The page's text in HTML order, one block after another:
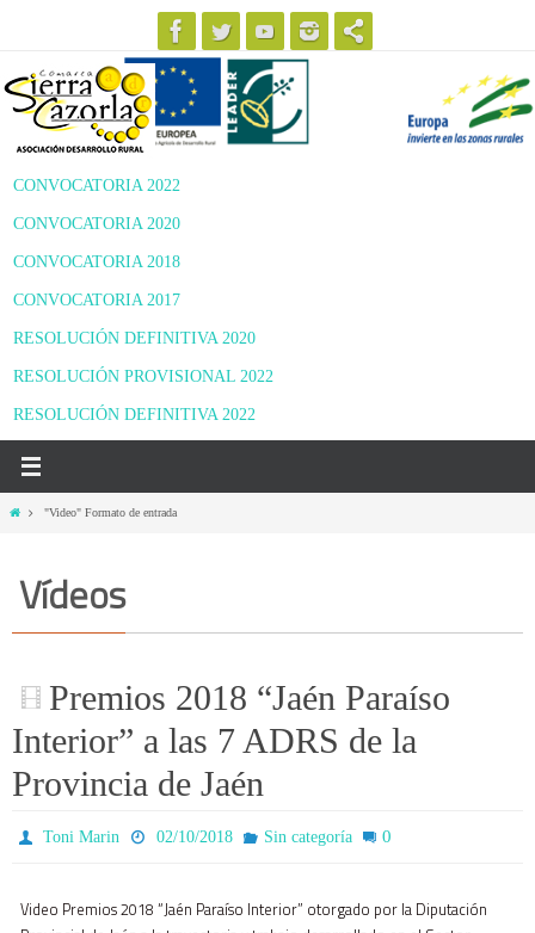
contenido
CONVOCATORIA 2022
CONVOCATORIA 2020
CONVOCATORIA 2018
CONVOCATORIA 2017
RESOLUCIÓN DEFINITIVA 2020
RESOLUCIÓN PROVISIONAL 2022
RESOLUCIÓN DEFINITIVA 2022
Inicio"Video" Formato de entrada
Vídeos
Premios 2018 “Jaén Paraíso
Interior” a las 7 ADRS de la
Provincia de Jaén
Toni Marin 02/10/2018 Sin categoría 0
Video Premios 2018 “Jaén Paraíso Interior” otorgado por la Diputación